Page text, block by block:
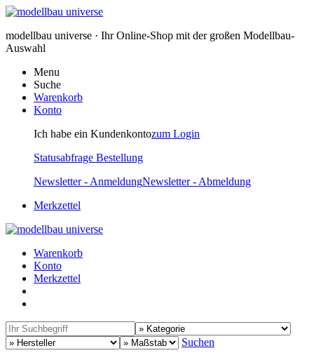
modellbau universe · Ihr Online-Shop mit der großen Modellbau-
Auswahl
Menu
Suche
Warenkorb
Konto
Ich habe ein Kundenkontozum Login
Statusabfrage Bestellung
Newsletter - AnmeldungNewsletter - Abmeldung
Merkzettel
Warenkorb
Konto
Merkzettel
Suchen